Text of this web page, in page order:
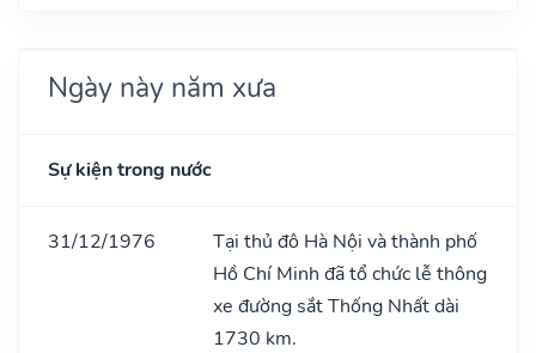
Ngày này năm xưa
Sự kiện trong nước
31/12/1976
Tại thủ đô Hà Nội và thành phố
Hồ Chí Minh đã tổ chức lễ thông
xe đường sắt Thống Nhất dài
1730 km.